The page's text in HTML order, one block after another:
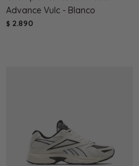
Advance Vulc - Blanco
$ 2.890